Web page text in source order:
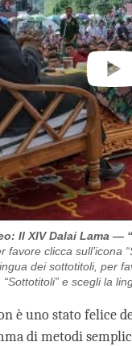
Il XIV Dalai Lama —
clicca sull’icona
dei sottotitoli, per
“Sottotitoli” e scegli la
è uno stato felice
di metodi